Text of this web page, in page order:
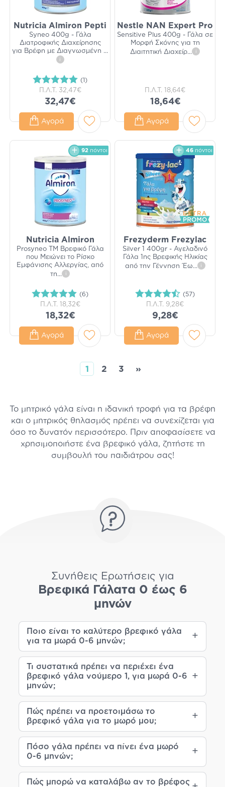
Nutricia Almiron Pepti
Syneo 400g - Γάλα
Διατροφικής Διαχείρησης
για Βρέφη με Διαγνωσμένη ...
i
(1)
Π.Λ.Τ. 32,47€
32,47€
Αγορά
Nestle NAN Expert Pro
Sensitive Plus 400g - Γάλα σε
Μορφή Σκόνης για τη
Διαιτητική Διαχείρ... i
Π.Λ.Τ. 18,64€
18,64€
Αγορά
92 πόντοι
Nutricia Almiron
Prosyneo TM Βρεφικό Γάλα
που Μειώνει το Ρίσκο
Εμφάνισης Αλλεργίας, από
τη... i
(6)
Π.Λ.Τ. 18,32€
18,32€
Αγορά
46 πόντοι
Frezyderm Frezylac
Silver 1 400gr - Αγελαδινό
Γάλα 1ης Βρεφικής Ηλικίας
από την Γέννηση Έω... i
(57)
Π.Λ.Τ. 9,28€
9,28€
Αγορά
1 2 3 »
Το μητρικό γάλα είναι η ιδανική τροφή για τα βρέφη
και ο μητρικός θηλασμός πρέπει να συνεχίζεται για
όσο το δυνατόν περισσότερο. Πριν αποφασίσετε να
χρησιμοποιήστε ένα βρεφικό γάλα, ζητήστε τη
συμβουλή του παιδιάτρου σας!
Συνήθεις Ερωτήσεις για
Βρεφικά Γάλατα 0 έως 6
μηνών
Ποιο είναι το καλύτερο βρεφικό γάλα
για τα μωρά 0-6 μηνών;
Τι συστατικά πρέπει να περιέχει ένα
βρεφικό γάλα νούμερο 1, για μωρά 0-6
μηνών;
Πώς πρέπει να προετοιμάσω το
βρεφικό γάλα για το μωρό μου;
Πόσο γάλα πρέπει να πίνει ένα μωρό
0-6 μηνών;
Πώς μπορώ να καταλάβω αν το βρέφος